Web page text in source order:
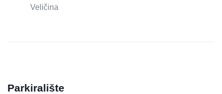
Veličina
Parkiralište